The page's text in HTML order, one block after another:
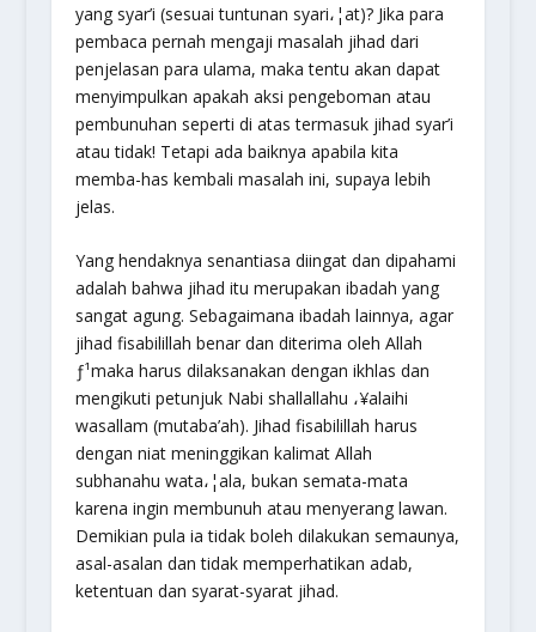
yang syar’i (sesuai tuntunan syari،¦at)? Jika para
pembaca pernah mengaji masalah jihad dari
penjelasan para ulama, maka tentu akan dapat
menyimpulkan apakah aksi pengeboman atau
pembunuhan seperti di atas termasuk jihad syar’i
atau tidak! Tetapi ada baiknya apabila kita
memba-has kembali masalah ini, supaya lebih
jelas.
Yang hendaknya senantiasa diingat dan dipahami
adalah bahwa jihad itu merupakan ibadah yang
sangat agung. Sebagaimana ibadah lainnya, agar
jihad fisabilillah benar dan diterima oleh Allah
ƒ¹maka harus dilaksanakan dengan ikhlas dan
mengikuti petunjuk Nabi shallallahu ،¥alaihi
wasallam (mutaba’ah). Jihad fisabilillah harus
dengan niat meninggikan kalimat Allah
subhanahu wata،¦ala, bukan semata-mata
karena ingin membunuh atau menyerang lawan.
Demikian pula ia tidak boleh dilakukan semaunya,
asal-asalan dan tidak memperhatikan adab,
ketentuan dan syarat-syarat jihad.